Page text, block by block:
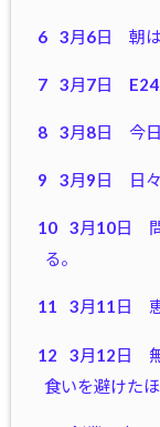
6 3月6日 朝は
7 3月7日 E24
8 3月8日 今日
9 3月9日 日々
10
3月10日 問
る。
11 3月11日
12
3月12日 無
食いを避けた